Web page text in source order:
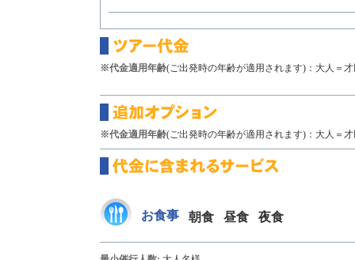
※代金適用年齢(ご出発時の年齢が適用されます)：大人＝
※代金適用年齢(ご出発時の年齢が適用されます)：大人＝
お食事 朝食 昼食 夜食